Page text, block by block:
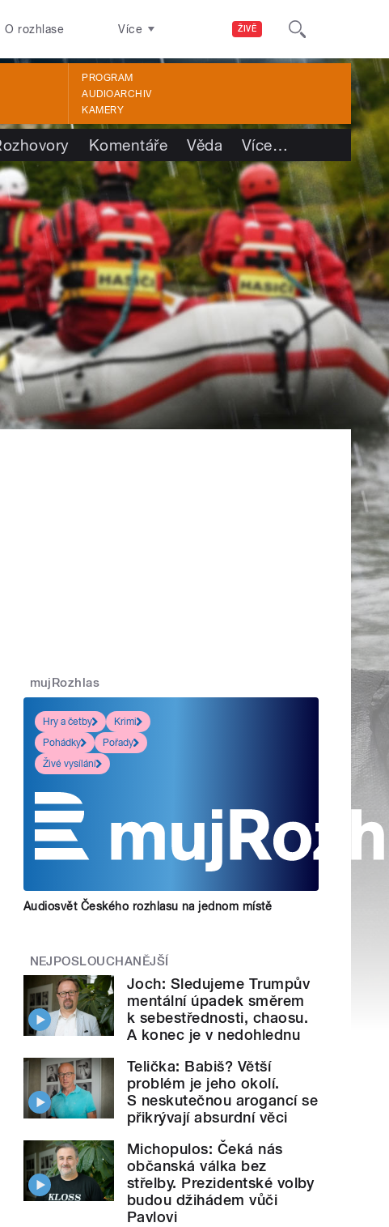
ŽIVĚ
O rozhlase Více
PROGRAM
AUDIOARCHIV
KAMERY
Komentáře Věda Více…
mujRozhlas
Hry a četby
Krimi
Pohádky
Pořady
Živé vysílání
Audiosvět Českého rozhlasu na jednom místě
NEJPOSLOUCHANĚJŠÍ
Joch: Sledujeme Trumpův
mentální úpadek směrem
k sebestřednosti, chaosu.
A konec je v nedohlednu
Telička: Babiš? Větší
problém je jeho okolí.
S neskutečnou arogancí se
přikrývají absurdní věci
Michopulos: Čeká nás
občanská válka bez
střelby. Prezidentské volby
budou džihádem vůči
Pavlovi